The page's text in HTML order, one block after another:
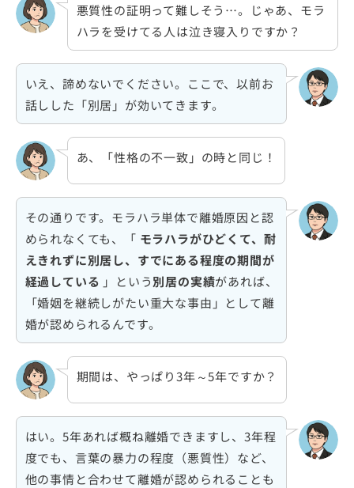
悪質性の証明って難しそう…。じゃあ、モラ
ハラを受けてる人は泣き寝入りですか？
いえ、諦めないでください。ここで、以前お
話しした「別居」が効いてきます。
あ、「性格の不一致」の時と同じ！
その通りです。モラハラ単体で離婚原因と認
められなくても、「 モラハラがひどくて、耐
えきれずに別居し、すでにある程度の期間が
経過している 」という別居の実績があれば、
「婚姻を継続しがたい重大な事由」として離
婚が認められるんです。
期間は、やっぱり3年～5年ですか？
はい。5年あれば概ね離婚できますし、3年程
度でも、言葉の暴力の程度（悪質性）など、
他の事情と合わせて離婚が認められることも